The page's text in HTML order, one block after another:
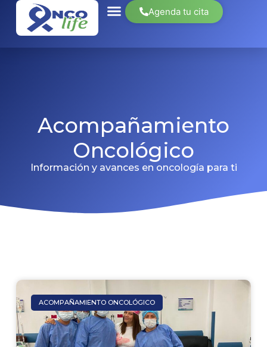
Agenda tu cita
Acompañamiento
Oncológico
Información y avances en oncología para ti
ACOMPAÑAMIENTO ONCOLÓGICO